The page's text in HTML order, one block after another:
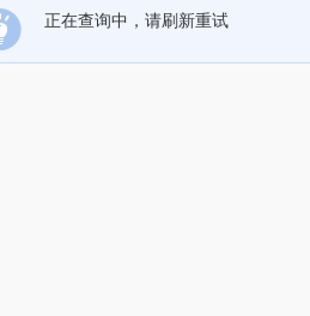
正在查询中，请刷新重试